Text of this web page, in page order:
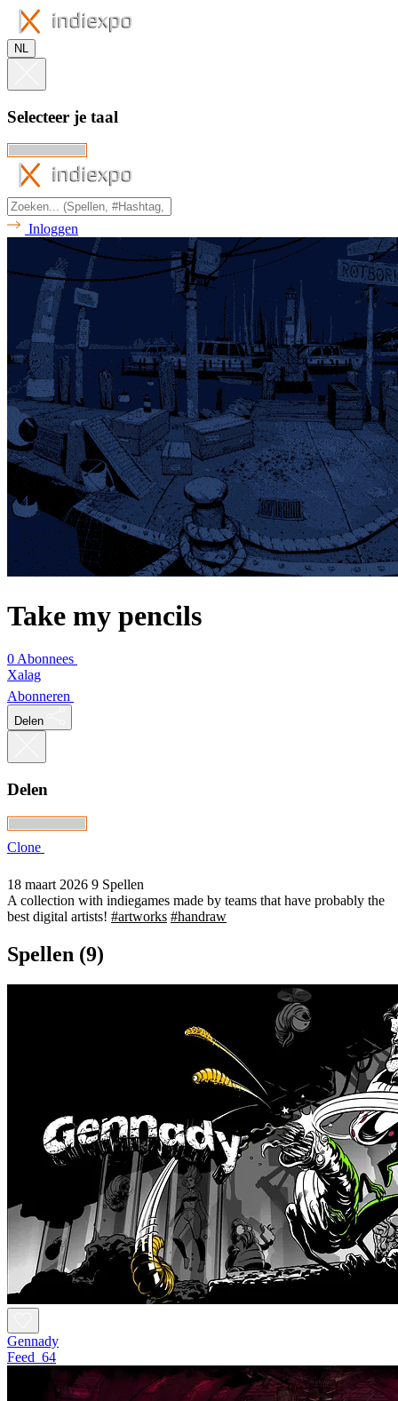
NL
Selecteer je taal
Inloggen
Take my pencils
0 Abonnees
Xalag
Abonneren
Delen
Delen
Clone
18 maart 2026 9 Spellen
A collection with indiegames made by teams that have probably the
best digital artists! #artworks #handraw
Spellen (9)
Gennady
Feed_64